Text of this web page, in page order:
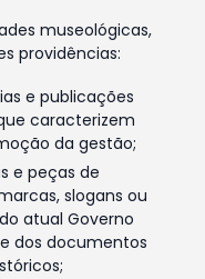
museológicas,
providências:
e publicações
caracterizem
da gestão;
e peças de
slogans ou
atual Governo
dos documentos